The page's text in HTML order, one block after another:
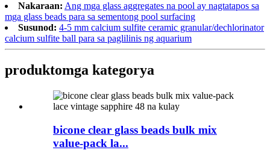
Nakaraan: Ang mga glass aggregates na pool ay nagtatapos sa
mga glass beads para sa sementong pool surfacing
Susunod: 4-5 mm calcium sulfite ceramic granular/dechlorinator
calcium sulfite ball para sa paglilinis ng aquarium
produktomga kategorya
bicone clear glass beads bulk mix
value-pack la...